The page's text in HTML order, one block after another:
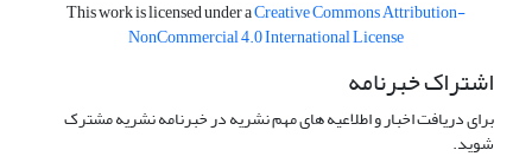
This work is licensed under aCreative Commons Attribution-
NonCommercial 4.0 International License
اشتراک خبرنامه
برای دریافت اخبار و اطلاعیه های مهم نشریه در خبرنامه نشریه مشترک
شوید.